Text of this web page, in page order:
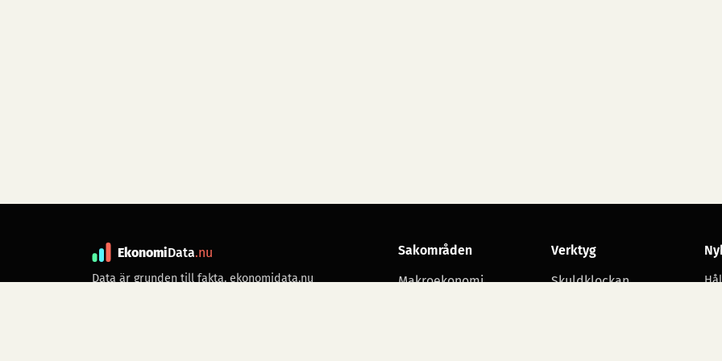
EkonomiData.nu
Data är grunden till fakta. ekonomidata.nu
Sakområden
Makroekonomi
Verktyg
Skuldklockan